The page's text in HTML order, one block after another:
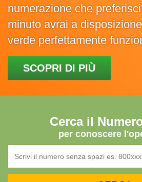
numerazione che
minuto avrai a
verde perfettamente
SCOPRI DI PIÙ
Cerca il
per conoscere